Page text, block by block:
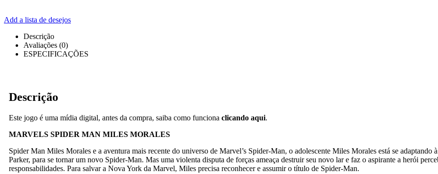
Add a lista de desejos
Descrição
Avaliações (0)
ESPECIFICAÇÕES
Descrição
Este jogo é uma mídia digital, antes da compra, saiba como funciona clicando aqui.
MARVELS SPIDER MAN MILES MORALES
Spider Man Miles Morales e a aventura mais recente do universo de Marvel’s Spider-Man, o adolescente Miles Morales está se adaptando
Parker, para se tornar um novo Spider-Man. Mas uma violenta disputa de forças ameaça destruir seu novo lar e faz o aspirante a herói
responsabilidades. Para salvar a Nova York da Marvel, Miles precisa reconhecer e assumir o título de Spider-Man.